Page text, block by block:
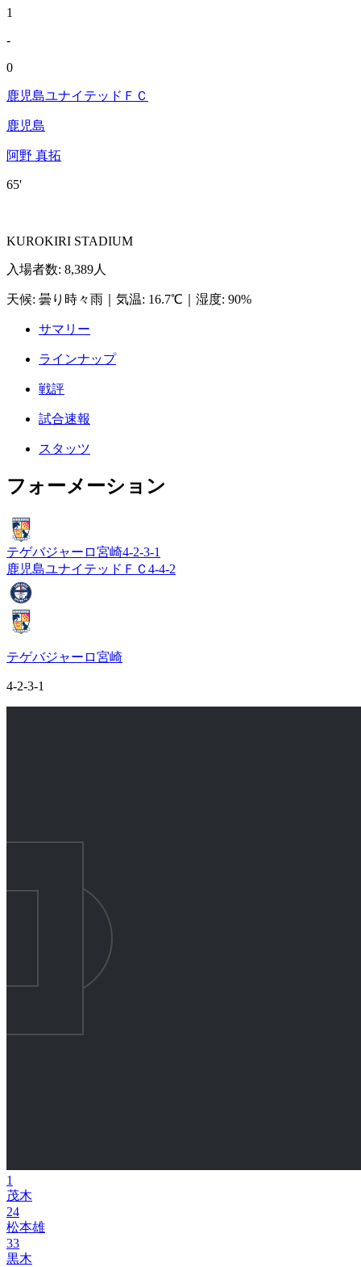
1
-
0
鹿児島ユナイテッドＦＣ
鹿児島
阿野 真拓
65'
KUROKIRI STADIUM
入場者数: 8,389人
天候: 曇り時々雨 気温: 16.7℃ 湿度: 90%
サマリー
ラインナップ
戦評
試合速報
スタッツ
フォーメーション
テゲバジャーロ宮崎4-2-3-1
鹿児島ユナイテッドＦＣ 4-4-2
テゲバジャーロ宮崎
4-2-3-1
1
茂木
24
松本雄
33
黒木